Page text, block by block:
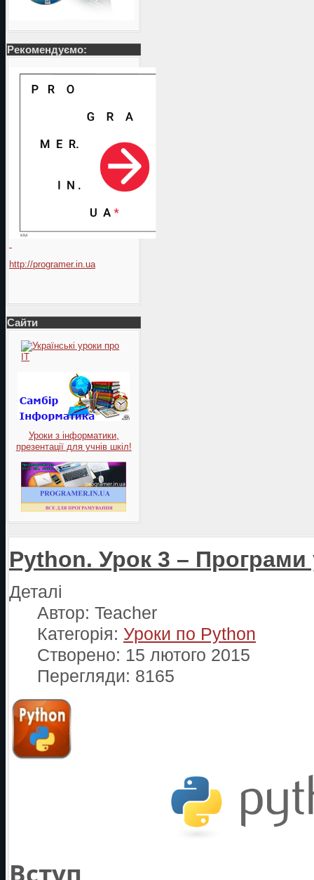
Рекомендуємо:
http://programer.in.ua
Сайти
Уроки з інформатики,
презентації для учнів шкіл!
Python. Урок 3 – Програми
Деталі
Автор: Teacher
Категорія: Уроки по Python
Створено: 15 лютого 2015
Перегляди: 8165
Вступ